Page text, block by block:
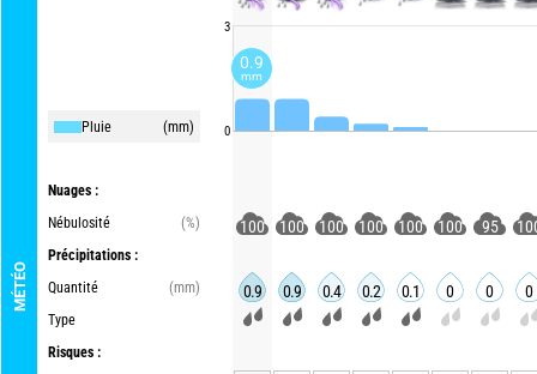
MÉTÉO
Pluie (mm)
Nuages :
Nébulosité
(%)
Précipitations :
Quantité
(mm)
Type
Risques :
3
0
100 100 100 100 100 100 95
0.9 0.9 0.4 0.2 0.1 0 0 0
0.9
mm